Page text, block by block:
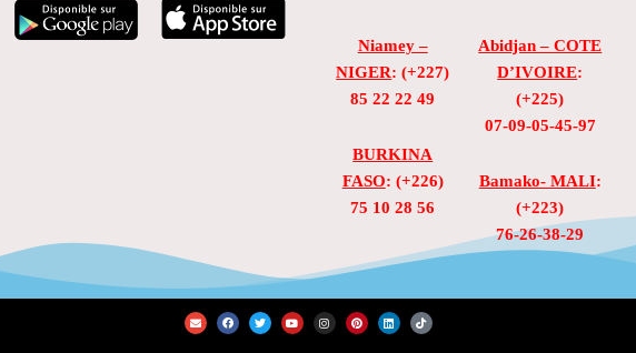
Niamey –
NIGER: (+227)
85 22 22 49
BURKINA
FASO: (+226)
75 10 28 56
Abidjan – COTE
D’IVOIRE:
(+225)
07-09-05-45-97
Bamako- MALI:
(+223)
76-26-38-29
E
n
v
F
a
c
T
w
i
Y
o
u
I
n
s
P
i
n
L
i
n
T
i
k